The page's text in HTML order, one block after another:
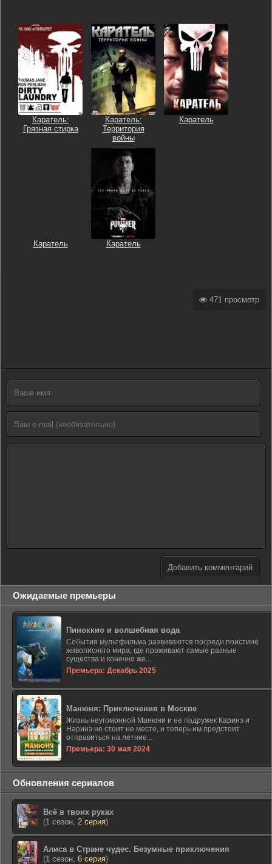
Каратель:
Грязная стирка
Каратель:
Территория
войны
Каратель
Каратель Каратель
471 просмотр
Добавить комментарий
Ожидаемые премьеры
Пиноккио и волшебная вода
События мультфильма развиваются посреди поистине
живописного мира, где проживают самые разные
существа и конечно же...
Премьера: Декабрь 2025
Манюня: Приключения в Москве
Жизнь неугомонной Манюни и ее подружек Каринэ и
Наринэ не стоит не месте, и теперь им предстоит
отправиться на летние...
Премьера: 30 мая 2024
Обновления сериалов
Всё в твоих руках
(1 сезон, 2 серия)
Алиса в Стране чудес. Безумные приключения
(1 сезон, 6 серия)